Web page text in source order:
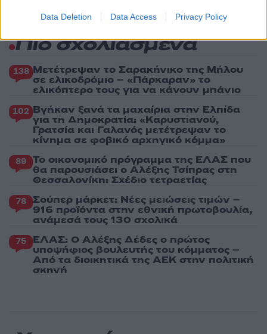
Data Deletion Data Access Privacy Policy
Πιο σχολιασμένα
138 Μετέτρεψαν το Σαρακήνικο της Μήλου
σε ελικοδρόμιο – «Πάρκαραν» το
ελικόπτερο τους για να κάνουν μπάνιο
102 Βγήκαν ξανά τα μαχαίρια στην Ελπίδα
για τη Δημοκρατία: «Καρυστιανού,
Γρατσία και Γαλανός μετέτρεψαν το
κίνημα σε φοβικό αρχηγικό κόμμα»
89 Το οικονομικό πρόγραμμα της ΕΛΑΣ που
θα παρουσιάσει ο Αλέξης Τσίπρας στη
Θεσσαλονίκη: Σχέδιο τετραετίας
78 Σούπερ μάρκετ: Νέες μειώσεις τιμών –
916 προϊόντα στην εθνική πρωτοβουλία,
ανάμεσά τους 130 σχολικά
75 ΕΛΑΣ: Ο Αλέξης Δέδες ο πρώτος
υποψήφιος βουλευτής του κόμματος –
Από τα διοικητικά της ΑΕΚ στην πολιτική
σκηνή